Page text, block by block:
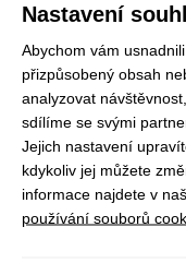
Vše o nákupu
Nastavení
Abychom vám
přizpůsobený obsah
analyzovat
sdílíme se svými
Jejich nastavení
kdykoliv jej můžete
informace najdete v
používání souborů